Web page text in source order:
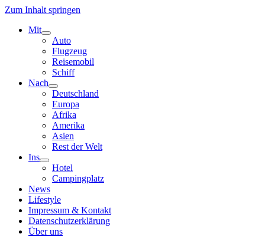
Zum Inhalt springen
Mit
Menü
öffnen
Auto
Flugzeug
Reisemobil
Schiff
Nach
Menü
öffnen
Deutschland
Europa
Afrika
Amerika
Asien
Rest der Welt
Ins
Menü
öffnen
Hotel
Campingplatz
News
Lifestyle
Impressum & Kontakt
Datenschutzerklärung
Über uns